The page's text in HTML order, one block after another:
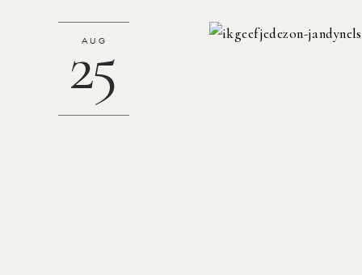
25
AUG